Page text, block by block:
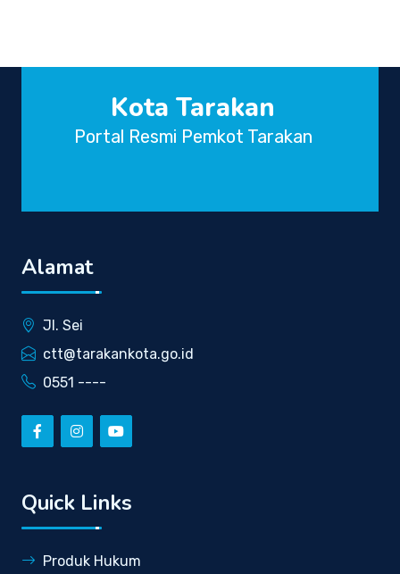
Kota Tarakan
Portal Resmi Pemkot Tarakan
Alamat
Jl. Sei
ctt@tarakankota.go.id
0551 ----
Quick Links
Produk Hukum